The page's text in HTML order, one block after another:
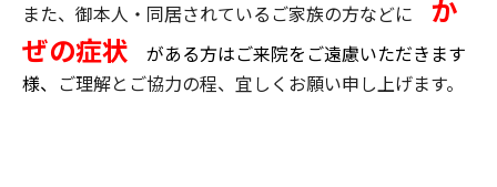
また、御本人・同居されているご家族の方などに か
ぜの症状 がある方はご来院をご遠慮いただきます
様、 ご理解とご協力の程、宜しくお願い申し上げます。